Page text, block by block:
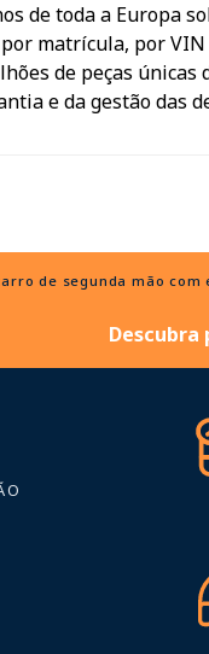
de toda a Europa
matrícula, por
de peças
e da gestão das
de segunda mão
Descubra